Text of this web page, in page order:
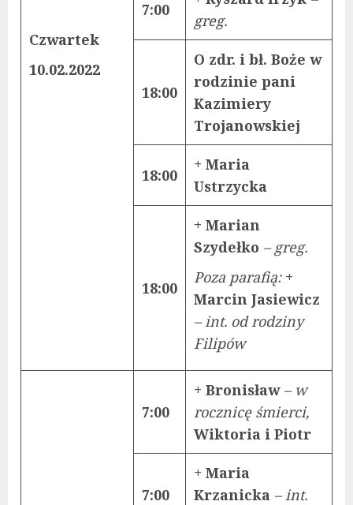
Czwartek
10.02.2022
7:00
greg.
18:00
O zdr. i bł. Boże w
rodzinie pani
Kazimiery
Trojanowskiej
18:00
+ Maria
Ustrzycka
18:00
+ Marian
Szydełko – greg.
Poza parafią: +
Marcin Jasiewicz
– int. od rodziny
Filipów
7:00
+ Bronisław – w
rocznicę śmierci,
Wiktoria i Piotr
7:00
+ Maria
Krzanicka – int.